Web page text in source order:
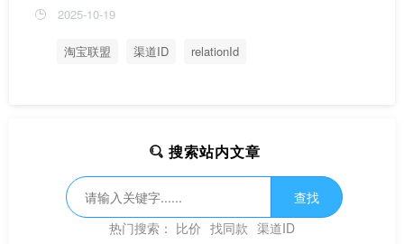
2025-10-19
淘宝联盟 渠道ID relationId
搜索站内文章
查找
热门搜索： 比价 找同款 渠道ID